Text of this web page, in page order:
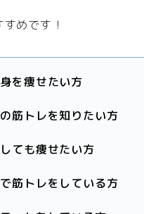
めです！
を痩せたい方
の筋トレを知りたい方
ても痩せたい方
で筋トレをしている方